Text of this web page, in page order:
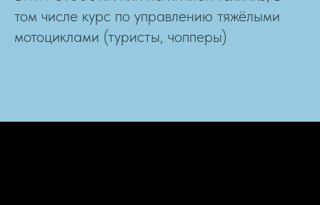
том числе курс по управлению тяжёлыми
мотоциклами (туристы, чопперы)